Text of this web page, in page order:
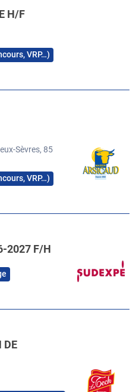
H/F
VRP…)
Sèvres, 85
VRP…)
2027 F/H
DE